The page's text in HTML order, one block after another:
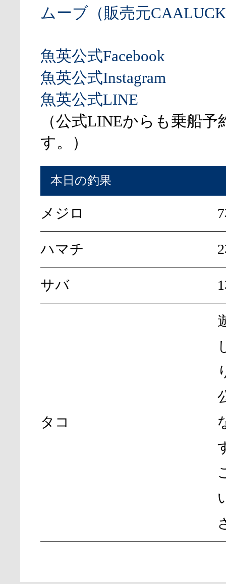
ムーブ（販売元
魚英公式Facebook
魚英公式Instagram
魚英公式LINE
（公式LINEからも乗船予
す。）
本日の釣果
メジロ
ハマチ
サバ
タコ